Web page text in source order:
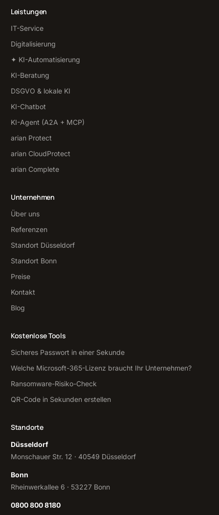
Leistungen
IT-Service
Digitalisierung
✦ KI-Automatisierung
KI-Beratung
DSGVO & lokale KI
KI-Chatbot
KI-Agent (A2A + MCP)
arian Protect
arian CloudProtect
arian Complete
Unternehmen
Über uns
Referenzen
Standort Düsseldorf
Standort Bonn
Preise
Kontakt
Blog
Kostenlose Tools
Sicheres Passwort in einer Sekunde
Welche Microsoft-365-Lizenz braucht Ihr Unternehmen?
Ransomware-Risiko-Check
QR-Code in Sekunden erstellen
Standorte
Düsseldorf
Monschauer Str. 12 · 40549 Düsseldorf
Bonn
Rheinwerkallee 6 · 53227 Bonn
0800 800 8180